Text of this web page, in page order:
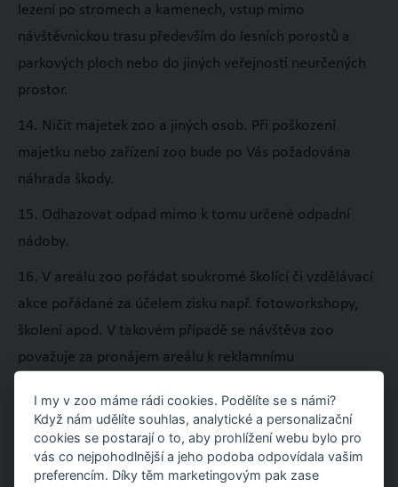
lezení po stromech a kamenech, vstup mimo
návštěvnickou trasu především do lesních porostů a
parkových ploch nebo do jiných veřejnosti neurčených
prostor.
14. Ničit majetek zoo a jiných osob. Při poškození
majetku nebo zařízení zoo bude po Vás požadována
náhrada škody.
15. Odhazovat odpad mimo k tomu určené odpadní
nádoby.
16. V areálu zoo pořádat soukromé školící či vzdělávací
akce pořádané za účelem zisku např. fotoworkshopy,
školení apod. V takovém případě se návštěva zoo
považuje za pronájem areálu k reklamnímu
5 000 Kč/den. Takovou akci je rovněž nutné předem
dohodnout s pověřenými pracovníky Zoo Zlín. V případě
nerespektování tohoto ustanovení si Zoo Zlín vyhrazuje
I my v zoo máme rádi cookies. Podělíte se s námi?
Když nám udělíte souhlas, analytické a personalizační
cookies se postarají o to, aby prohlížení webu bylo pro
vás co nejpohodlnější a jeho podoba odpovídala vašim
preferencím. Díky těm marketingovým pak zase